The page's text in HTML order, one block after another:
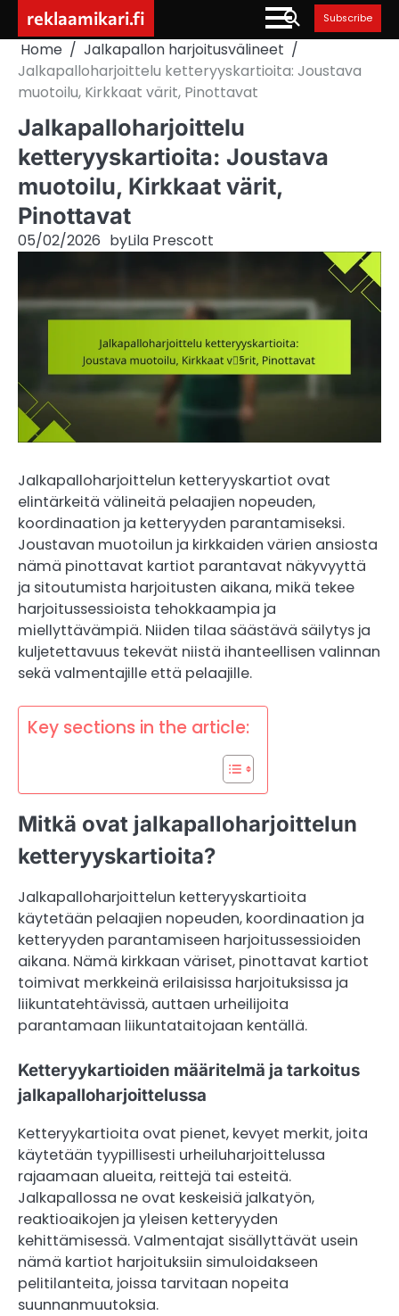
content
reklaamikari.fi Subscribe
Home
Jalkapallon harjoitusvälineet
Jalkapalloharjoittelu ketteryyskartioita: Joustava
muotoilu, Kirkkaat värit, Pinottavat
Jalkapalloharjoittelu
ketteryyskartioita: Joustava
muotoilu, Kirkkaat värit,
Pinottavat
05/02/2026 byLila Prescott
Jalkapalloharjoittelun ketteryyskartiot ovat
elintärkeitä välineitä pelaajien nopeuden,
koordinaation ja ketteryyden parantamiseksi.
Joustavan muotoilun ja kirkkaiden värien ansiosta
nämä pinottavat kartiot parantavat näkyvyyttä
ja sitoutumista harjoitusten aikana, mikä tekee
harjoitussessioista tehokkaampia ja
miellyttävämpiä. Niiden tilaa säästävä säilytys ja
kuljetettavuus tekevät niistä ihanteellisen valinnan
sekä valmentajille että pelaajille.
Key sections in the article:
Mitkä ovat jalkapalloharjoittelun
ketteryyskartioita?
Jalkapalloharjoittelun ketteryyskartioita
käytetään pelaajien nopeuden, koordinaation ja
ketteryyden parantamiseen harjoitussessioiden
aikana. Nämä kirkkaan väriset, pinottavat kartiot
toimivat merkkeinä erilaisissa harjoituksissa ja
liikuntatehtävissä, auttaen urheilijoita
parantamaan liikuntataitojaan kentällä.
Ketteryykartioiden määritelmä ja tarkoitus
jalkapalloharjoittelussa
Ketteryykartioita ovat pienet, kevyet merkit, joita
käytetään tyypillisesti urheiluharjoittelussa
rajaamaan alueita, reittejä tai esteitä.
Jalkapallossa ne ovat keskeisiä jalkatyön,
reaktioaikojen ja yleisen ketteryyden
kehittämisessä. Valmentajat sisällyttävät usein
nämä kartiot harjoituksiin simuloidakseen
pelitilanteita, joissa tarvitaan nopeita
suunnanmuutoksia.